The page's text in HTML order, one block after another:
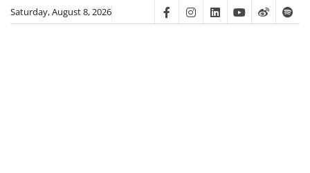
SkipSaturday, August 8, 2026 FacebookInstagram
LinkedinYoutube
Weibo